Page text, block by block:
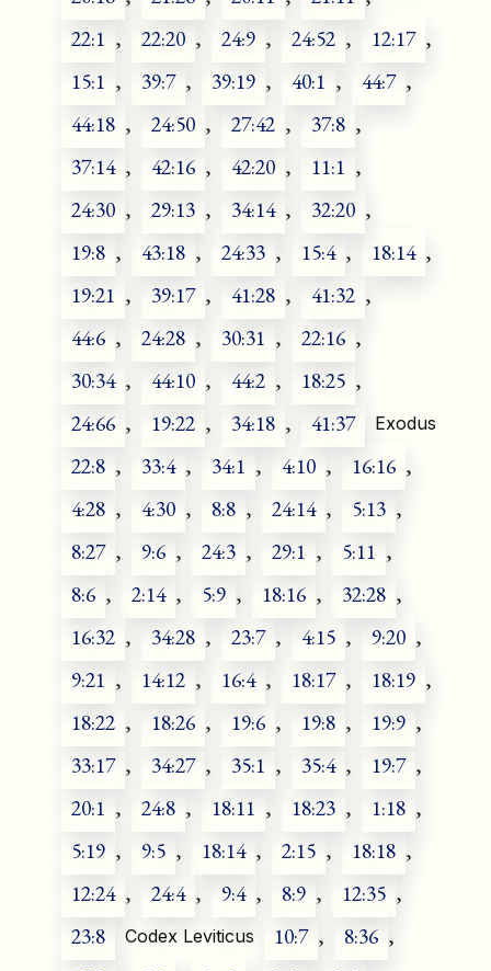
22:1 , 22:20 , 24:9 , 24:52 , 12:17 ,
15:1 , 39:7 , 39:19 , 40:1 , 44:7 ,
44:18 , 24:50 , 27:42 , 37:8 ,
37:14 , 42:16 , 42:20 , 11:1 ,
24:30 , 29:13 , 34:14 , 32:20 ,
19:8 , 43:18 , 24:33 , 15:4 , 18:14 ,
19:21 , 39:17 , 41:28 , 41:32 ,
44:6 , 24:28 , 30:31 , 22:16 ,
30:34 , 44:10 , 44:2 , 18:25 ,
24:66 , 19:22 , 34:18 , 41:37 Exodus
22:8 , 33:4 , 34:1 , 4:10 , 16:16 ,
4:28 , 4:30 , 8:8 , 24:14 , 5:13 ,
8:27 , 9:6 , 24:3 , 29:1 , 5:11 ,
8:6 , 2:14 , 5:9 , 18:16 , 32:28 ,
16:32 , 34:28 , 23:7 , 4:15 , 9:20 ,
9:21 , 14:12 , 16:4 , 18:17 , 18:19 ,
18:22 , 18:26 , 19:6 , 19:8 , 19:9 ,
33:17 , 34:27 , 35:1 , 35:4 , 19:7 ,
20:1 , 24:8 , 18:11 , 18:23 , 1:18 ,
5:19 , 9:5 , 18:14 , 2:15 , 18:18 ,
12:24 , 24:4 , 9:4 , 8:9 , 12:35 ,
23:8
Codex Leviticus 10:7 , 8:36 ,